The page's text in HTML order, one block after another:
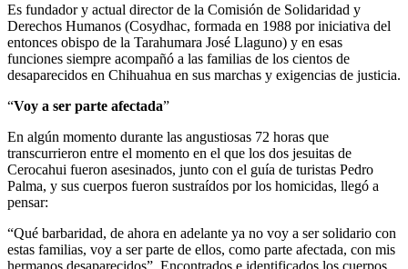
Es fundador y actual director de la Comisión de Solidaridad y
Derechos Humanos (Cosydhac, formada en 1988 por iniciativa del
entonces obispo de la Tarahumara José Llaguno) y en esas
funciones siempre acompañó a las familias de los cientos de
desaparecidos en Chihuahua en sus marchas y exigencias de justicia.
Voy a ser parte afectada
En algún momento durante las angustiosas 72 horas que
transcurrieron entre el momento en el que los dos jesuitas de
Cerocahui fueron asesinados, junto con el guía de turistas Pedro
Palma, y sus cuerpos fueron sustraídos por los homicidas, llegó a
pensar:
Qué barbaridad, de ahora en adelante ya no voy a ser solidario con
estas familias, voy a ser parte de ellos, como parte afectada, con mis
hermanos desaparecidos
. Encontrados e identificados los cuerpos,